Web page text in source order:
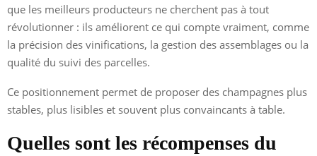
que les meilleurs producteurs ne cherchent pas à tout
révolutionner : ils améliorent ce qui compte vraiment, comme
la précision des vinifications, la gestion des assemblages ou la
qualité du suivi des parcelles.
Ce positionnement permet de proposer des champagnes plus
stables, plus lisibles et souvent plus convaincants à table.
Quelles sont les récompenses du